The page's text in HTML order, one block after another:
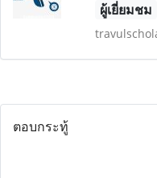
ผู้เยี่ยมชม
ตอบกระทู้